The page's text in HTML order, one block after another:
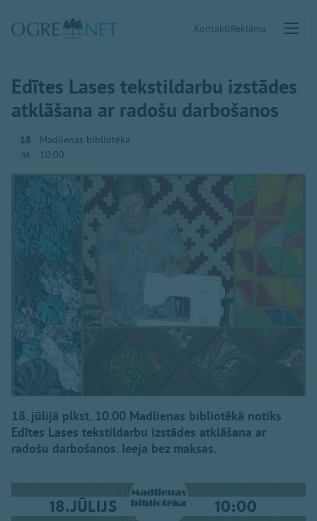
KontaktiReklāma
Edītes Lases tekstildarbu izstādes
atklāšana ar radošu darbošanos
18
Jūl
Madlienas bibliotēka
10:00
18. jūlijā plkst. 10.00 Madlienas bibliotēkā notiks
Edītes Lases tekstildarbu izstādes atklāšana ar
radošu darbošanos. Ieeja bez maksas.